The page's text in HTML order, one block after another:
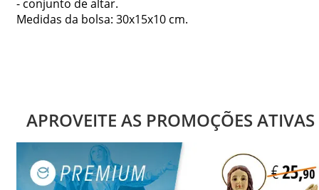
- conjunto de altar.
Medidas da bolsa: 30x15x10 cm.
APROVEITE AS PROMOÇÕES ATIVAS